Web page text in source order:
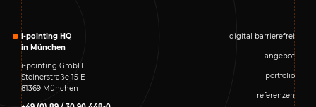
i-pointing HQ
in München
i-pointing GmbH
Steinerstraße 15 E
81369 München
digital barrierefrei
angebot
portfolio
referenzen